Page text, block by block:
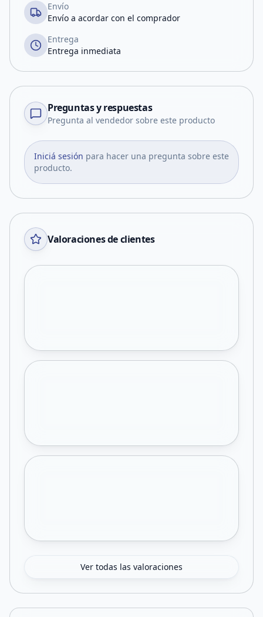
Envío
Envío a acordar con el comprador
Entrega
Entrega inmediata
Preguntas y respuestas
Pregunta al vendedor sobre este producto
Iniciá sesión para hacer una pregunta sobre este
producto.
Valoraciones de clientes
Ver todas las valoraciones